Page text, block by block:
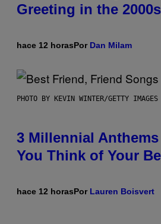
Greeting in the 2000s
hace 12 horasPor Dan Milam
PHOTO BY KEVIN WINTER/GETTY
3 Millennial Anthems
You Think of Your
hace 12 horasPor Lauren Boisvert